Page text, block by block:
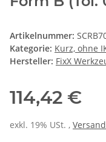
Artikelnummer:
Kategorie: Kurz, ohne
Hersteller: FixX
114,42 €
exkl. 19% USt. ,